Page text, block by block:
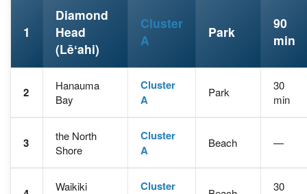
1
Diamond
Head
(Lēʻahi)
Cluster
A
Park
90
min
2
Hanauma
Bay
Cluster
A
Park
30
min
3
the North
Shore
Cluster
A
Beach —
Waikiki
Cluster
30